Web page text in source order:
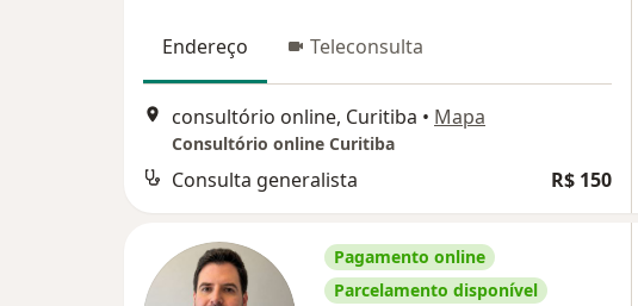
Endereço Teleconsulta
consultório online, Curitiba • Mapa
Consultório online Curitiba
Consulta generalista R$ 150
Pagamento online
Parcelamento disponível